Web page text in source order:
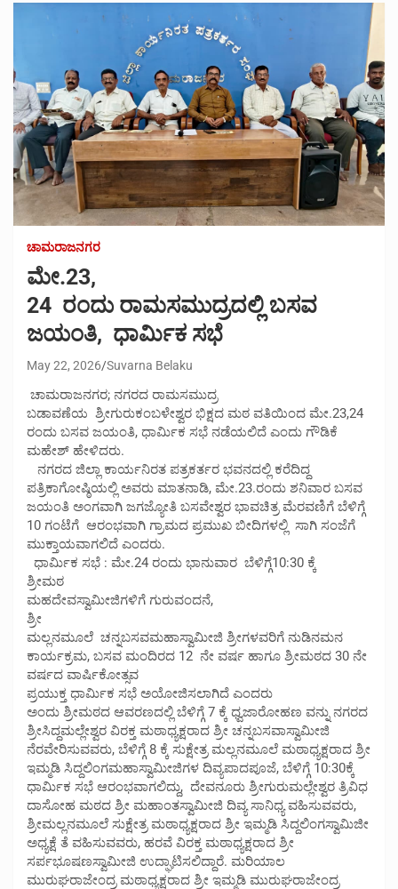
ಚಾಮರಾಜನಗರ
ಮೇ.23,
24 ರಂದು ರಾಮಸಮುದ್ರದಲ್ಲಿ ಬಸವ
ಜಯಂತಿ, ಧಾರ್ಮಿಕ ಸಭೆ
May 22, 2026 Suvarna Belaku
ಚಾಮರಾಜನಗರ; ನಗರದ ರಾಮಸಮುದ್ರ
ಬಡಾವಣೆಯ ಶ್ರೀಗುರುಕಂಬಳೇಶ್ವರ ಭಿಕ್ಷದ ಮಠ ವತಿಯಿಂದ ಮೇ.23,24
ರಂದು ಬಸವ ಜಯಂತಿ, ಧಾರ್ಮಿಕ ಸಭೆ ನಡೆಯಲಿದೆ ಎಂದು ಗೌಡಿಕೆ
ಮಹೇಶ್ ಹೇಳಿದರು.
ನಗರದ ಜಿಲ್ಲಾ ಕಾರ್ಯನಿರತ ಪತ್ರಕರ್ತರ ಭವನದಲ್ಲಿ ಕರೆದಿದ್ದ
ಪತ್ರಿಕಾಗೋಷ್ಠಿಯಲ್ಲಿ ಅವರು ಮಾತನಾಡಿ, ಮೇ.23.ರಂದು ಶನಿವಾರ ಬಸವ
ಜಯಂತಿ ಅಂಗವಾಗಿ ಜಗಜ್ಯೋತಿ ಬಸವೇಶ್ವರ ಭಾವಚಿತ್ರ ಮೆರವಣಿಗೆ ಬೆಳಿಗ್ಗೆ
10 ಗಂಟೆಗೆ ಆರಂಭವಾಗಿ ಗ್ರಾಮದ ಪ್ರಮುಖ ಬೀದಿಗಳಲ್ಲಿ ಸಾಗಿ ಸಂಜೆ‌ಗೆ
ಮುಕ್ತಾಯವಾಗಲಿದೆ ಎಂದರು.
ಧಾರ್ಮಿಕ ಸಭೆ : ಮೇ.24 ರಂದು ಭಾನುವಾರ ಬೆಳಿಗ್ಗೆ10:30 ಕ್ಕೆ
ಶ್ರೀಮಠ
ಮಹದೇವಸ್ವಾಮೀಜಿಗಳಿಗೆ ಗುರುವಂದನೆ,
ಶ್ರೀ
ಮಲ್ಲನಮೂಲೆ ಚನ್ನಬಸವಮಹಾಸ್ವಾಮೀಜಿ ಶ್ರೀಗಳವರಿಗೆ ನುಡಿನಮನ
ಕಾರ್ಯಕ್ರಮ, ಬಸವ ಮಂದಿರದ 12 ನೇ ವರ್ಷ ಹಾಗೂ ಶ್ರೀಮಠದ 30 ನೇ
ವರ್ಷದ ವಾರ್ಷಿಕೋತ್ಸವ
ಪ್ರಯುಕ್ತ ಧಾರ್ಮಿಕ ಸಭೆ ಅಯೋಜಿಸಲಾಗಿದೆ ಎಂದರು
ಅಂದು ಶ್ರೀಮಠದ ಆವರಣದಲ್ಲಿ ಬೆಳಿಗ್ಗೆ 7 ಕ್ಕೆ ಧ್ವಜಾರೋಹಣ ವನ್ನು ನಗರದ
ಶ್ರೀಸಿದ್ದಮಲ್ಲೇಶ್ವರ ವಿರಕ್ತ ಮಠಾಧ್ಯಕ್ಷರಾದ ಶ್ರೀ ಚನ್ನಬಸವಾಸ್ವಾಮೀಜಿ
ನೆರವೇರಿಸುವವರು, ಬೆಳಿಗ್ಗೆ 8 ಕ್ಕೆ ಸುಕ್ಷೇತ್ರ ಮಲ್ಲನಮೂಲೆ ಮಠಾಧ್ಯಕ್ಷರಾದ ಶ್ರೀ
ಇಮ್ಮಡಿ ಸಿದ್ದಲಿಂಗಮಹಾಸ್ವಾಮೀಜಿಗಳ ದಿವ್ಯಪಾದಪೂಜೆ, ಬೆಳಿಗ್ಗೆ 10:30ಕ್ಕೆ
ಧಾರ್ಮಿಕ ಸಭೆ ಆರಂಭವಾಗಲಿದ್ದು, ದೇವನೂರು ಶ್ರೀಗುರುಮಲ್ಲೇಶ್ವರ ತ್ರಿವಿಧ
ದಾಸೋಹ ಮಠದ ಶ್ರೀ ಮಹಾಂತಸ್ವಾಮೀಜಿ ದಿವ್ಯ ಸಾನಿಧ್ಯ ವಹಿಸುವವರು,
ಶ್ರೀಮಲ್ಲನಮೂಲೆ ಸುಕ್ಷೇತ್ರ ಮಠಾಧ್ಯಕ್ಷರಾದ ಶ್ರೀ ಇಮ್ಮಡಿ ಸಿದ್ದಲಿಂಗಸ್ವಾಮಿಜೀ
ಅಧ್ಯಕ್ಷೆ ತೆ ವಹಿಸುವವರು, ಹರವೆ ವಿರಕ್ತ ಮಠಾಧ್ಯಕ್ಷರಾದ ಶ್ರೀ
ಸರ್ಪಭೂಷಣಸ್ವಾಮೀಜಿ ಉದ್ಘಾಟಿಸಲಿದ್ದಾರೆ. ಮರಿಯಾಲ
ಮುರುಘರಾಜೇಂದ್ರ ಮಠಾಧ್ಯಕ್ಷರಾದ ಶ್ರೀ ಇಮ್ಮಡಿ ಮುರುಘರಾಜೇಂದ್ರ